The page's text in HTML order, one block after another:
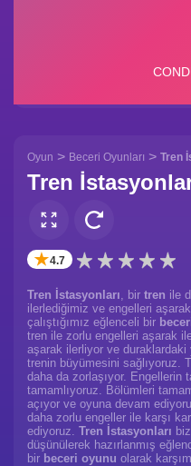
Oyun > Beceri Oyunları > Tren
Tren
✭4.7
Tren İstasyonları, bir tren ile
ilerlediğimiz ve engelleri
çalıştığımız eğlenceli bir
tren ile zorlu engelleri aşarak
aşarak ilerliyor ve duraklardaki
trenin büyümesini sağlıyoruz.
daha da zorlaşıyor. Engellerin
tamamlıyoruz. Bölümleri
açıyor ve oyuna devam
daha zorlu engeller ile karşı
ediyoruz. Tren İstasyonları biz
düşünülerek hazırlanmış
bir beceri oyunu olarak